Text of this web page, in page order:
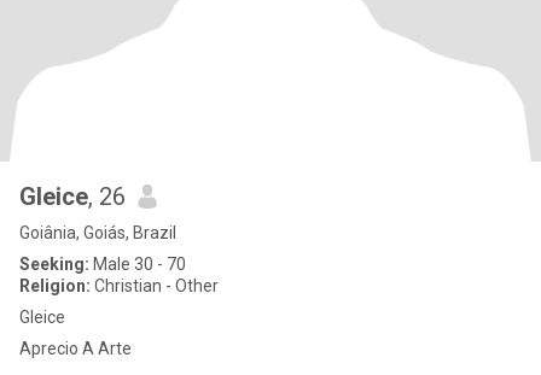
Gleice, 26
Goiânia, Goiás, Brazil
Seeking: Male 30 - 70
Religion: Christian - Other
Gleice
Aprecio A Arte